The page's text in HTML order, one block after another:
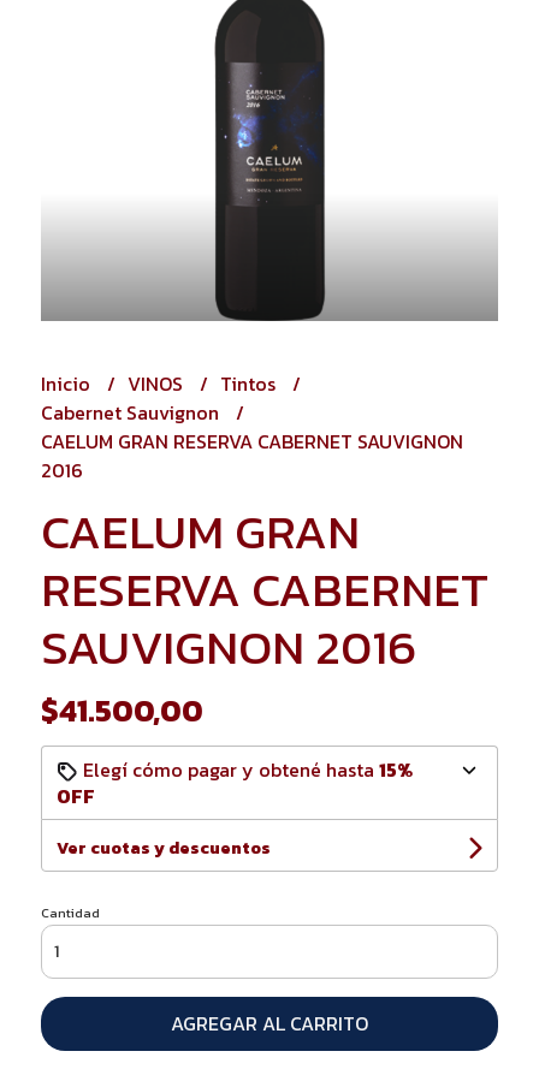
Inicio VINOS
Tintos
Cabernet Sauvignon
CAELUM GRAN RESERVA CABERNET SAUVIGNON
2016
CAELUM GRAN
RESERVA CABERNET
SAUVIGNON 2016
$41.500,00
Elegí cómo pagar y obtené hasta 15%
OFF
Ver cuotas y descuentos
Cantidad
AGREGAR AL CARRITO